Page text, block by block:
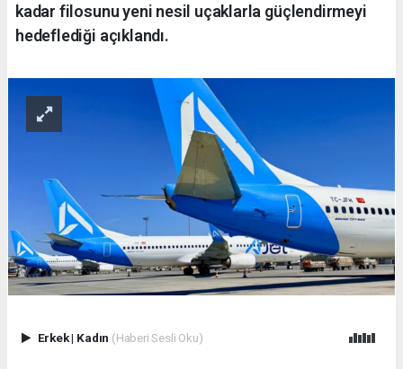
kadar filosunu yeni nesil uçaklarla güçlendirmeyi
hedeflediği açıklandı.
Erkek| Kadın (Haberi Sesli Oku)